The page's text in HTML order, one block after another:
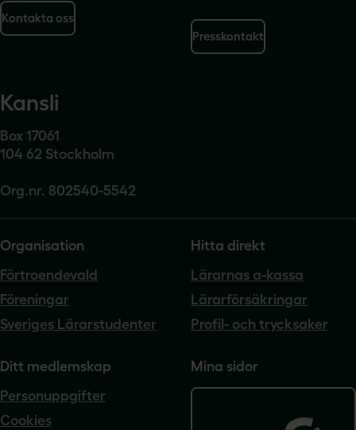
Kontakta oss
Presskontakt
Kansli
Box 17061
104 62 Stockholm
Org.nr. 802540-5542
Organisation
Förtroendevald
Föreningar
Sveriges Lärarstudenter
Hitta direkt
Lärarnas a-kassa
Lärarförsäkringar
Profil- och trycksaker
Ditt medlemskap
Personuppgifter
Cookies
Mina sidor